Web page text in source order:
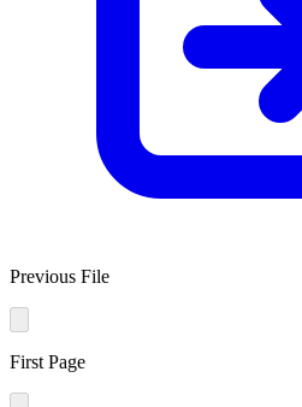
Previous File
First Page